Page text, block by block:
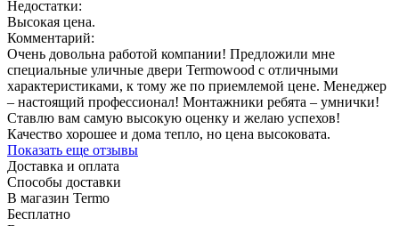
Недостатки:
Высокая цена.
Комментарий:
Очень довольна работой компании! Предложили мне
специальные уличные двери Termowood с отличными
характеристиками, к тому же по приемлемой цене. Менеджер
– настоящий профессионал! Монтажники ребята – умнички!
Ставлю вам самую высокую оценку и желаю успехов!
Качество хорошее и дома тепло, но цена высоковата.
Показать еще отзывы
Доставка и оплата
Способы доставки
В магазин Termo
Бесплатно